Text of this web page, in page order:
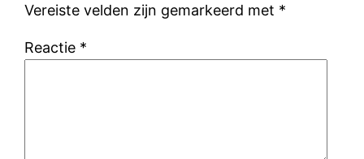
Vereiste velden zijn gemarkeerd met *
Reactie *